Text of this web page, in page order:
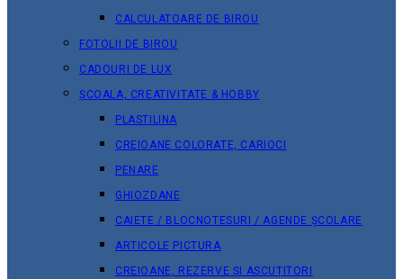
CALCULATOARE DE BIROU
FOTOLII DE BIROU
CADOURI DE LUX
ȘCOALA, CREATIVITATE & HOBBY
PLASTILINA
CREIOANE COLORATE, CARIOCI
PENARE
GHIOZDANE
CAIETE / BLOCNOTESURI / AGENDE ȘCOLARE
ARTICOLE PICTURA
CREIOANE, REZERVE ȘI ASCUȚITORI